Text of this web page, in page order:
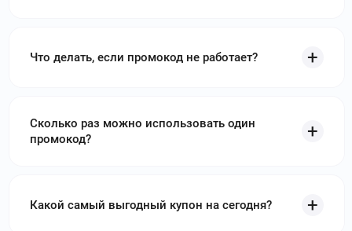
Что делать, если промокод не работает?
Сколько раз можно использовать один
промокод?
Какой самый выгодный купон на сегодня?